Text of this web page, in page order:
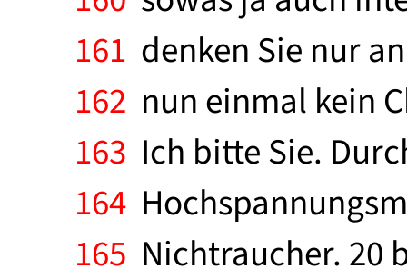
161 denken Sie nur
162 nun einmal kein
163 Ich bitte Sie.
164
165 Nichtraucher. 20